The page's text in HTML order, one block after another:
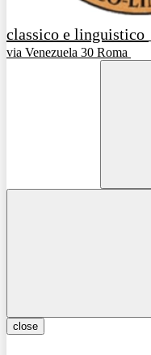
classico e linguistico
via Venezuela 30 Roma
close